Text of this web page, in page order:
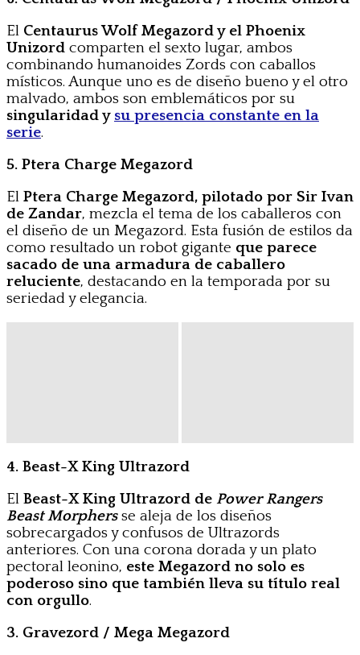
El Centaurus Wolf Megazord y el Phoenix
Unizord comparten el sexto lugar, ambos
combinando humanoides Zords con caballos
místicos. Aunque uno es de diseño bueno y el otro
malvado, ambos son emblemáticos por su
singularidad y su presencia constante en la
serie.
5. Ptera Charge Megazord
El Ptera Charge Megazord, pilotado por Sir Ivan
de Zandar, mezcla el tema de los caballeros con
el diseño de un Megazord. Esta fusión de estilos da
como resultado un robot gigante que parece
sacado de una armadura de caballero
reluciente, destacando en la temporada por su
seriedad y elegancia.
4. Beast-X King Ultrazord
El Beast-X King Ultrazord de Power Rangers
Beast Morphersse aleja de los diseños
sobrecargados y confusos de Ultrazords
anteriores. Con una corona dorada y un plato
pectoral leonino, este Megazord no solo es
poderoso sino que también lleva su título real
con orgullo.
3. Gravezord / Mega Megazord